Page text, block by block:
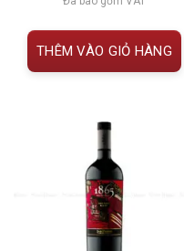
THÊM VÀO GIỎ HÀNG